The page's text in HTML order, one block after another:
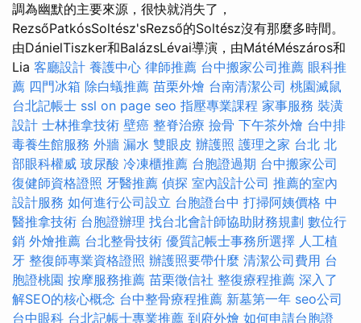
調為幽默的主要來源，很快就消失了，
RezsőPatkósSoltész'sRezső的Soltész沒有那麼多時間。
由DánielTiszker和BalázsLévai導演，由MátéMészáros和
Lia 客廳設計 養護中心 律師推薦 台中搬家公司推薦 眼科推
薦 四門冰箱 除白蟻推薦 苗栗外燴 台南清潔公司 桃園滅鼠
台北記帳士 ssl on page seo 指壓專業課程 家事服務 裝潢
設計 士林推拿技術 壁癌 整脊治療 撿骨 下午茶外燴 台中排
毒養生館服務 外牆 漏水 雙眼皮 辦護照 護理之家 台北 北
部眼科權威 玻尿酸 冷凍櫃推薦 台胞證過期 台中搬家公司
復健師資格證照 牙醫推薦 偵探 室內設計公司 推薦的室內
設計服務 如何進行公司設立 台胞證台中 打掃阿姨價格 中
醫推拿技術 台胞證辦理 找台北會計師協助財務規劃 數位行
銷 外燴推薦 台北整骨技術 優質記帳士事務所選擇 人工植
牙 整復師專業資格證照 辦護照要帶什麼 清潔公司費用 台
胞證桃園 按摩服務推薦 苗栗徵信社 整復療程推薦 深入了
解SEO的核心概念 台中整骨療程推薦 新墓第一年 seo公司
台中眼科 台北記帳士專業推薦 到府外燴 如何申請台胞證